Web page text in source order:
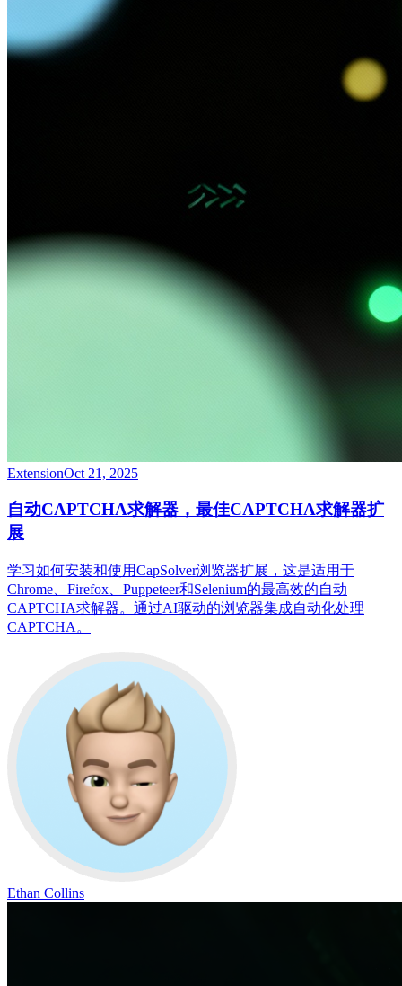
ExtensionOct 21, 2025
自动CAPTCHA求解器，最佳CAPTCHA求解器扩
展
学习如何安装和使用CapSolver浏览器扩展，这是适用于
Chrome、Firefox、Puppeteer和Selenium的最高效的自动
CAPTCHA求解器。通过AI驱动的浏览器集成自动化处理
CAPTCHA。
Ethan Collins